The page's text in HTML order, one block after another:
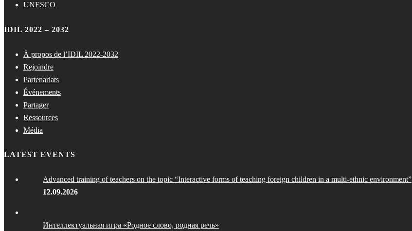
UNESCO
IDIL 2022 – 2032
À propos de l’IDIL 2022-2032
Rejoindre
Partenariats
Événements
Partager
Ressources
Média
LATEST EVENTS
Advanced training of teachers on the topic “Interactive forms of teaching foreign children in a multi-ethnic environment”
12.09.2026
Интеллектуальная игра «Родное слово, родная речь»